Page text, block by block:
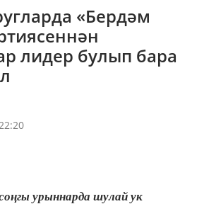
«Бердәм
лидер булып бара
урыннарда шулай ук